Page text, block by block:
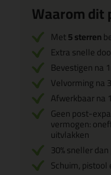
Waarom dit
Met5 sterren
Extra snelle
Bevestigen na
Velvorming na
Afwerkbaar na
Geen post-
vermogen:
uitvlakken
30% sneller
Schuim, pistool